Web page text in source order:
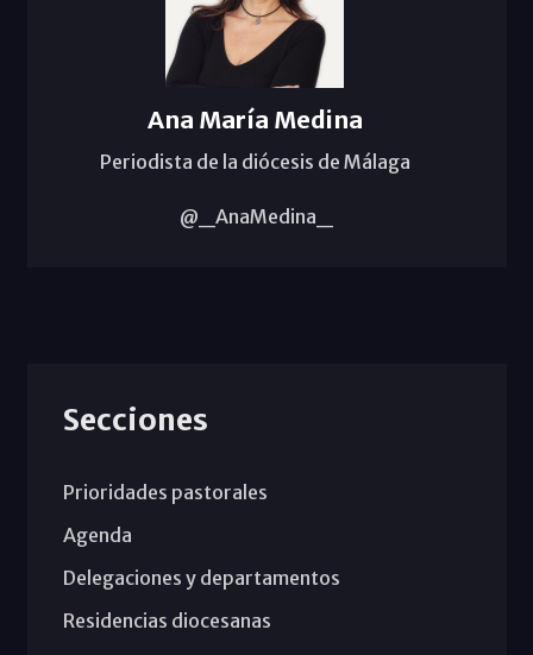
Ana María Medina
Periodista de la diócesis de Málaga
@_AnaMedina_
Secciones
Prioridades pastorales
Agenda
Delegaciones y departamentos
Residencias diocesanas